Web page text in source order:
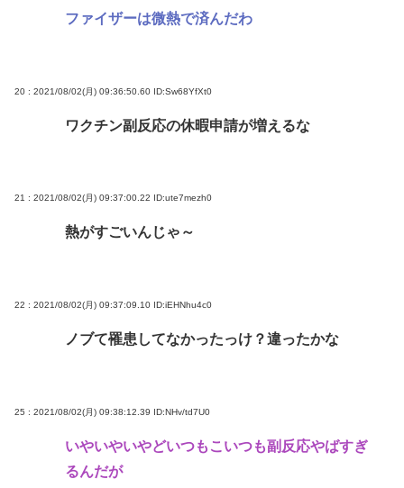
ファイザーは微熱で済んだわ
20 : 2021/08/02(月) 09:36:50.60 ID:Sw68YfXt0
ワクチン副反応の休暇申請が増えるな
21 : 2021/08/02(月) 09:37:00.22 ID:ute7mezh0
熱がすごいんじゃ～
22 : 2021/08/02(月) 09:37:09.10 ID:iEHNhu4c0
ノブて罹患してなかったっけ？違ったかな
25 : 2021/08/02(月) 09:38:12.39 ID:NHv/td7U0
いやいやいやどいつもこいつも副反応やばすぎ
るんだが